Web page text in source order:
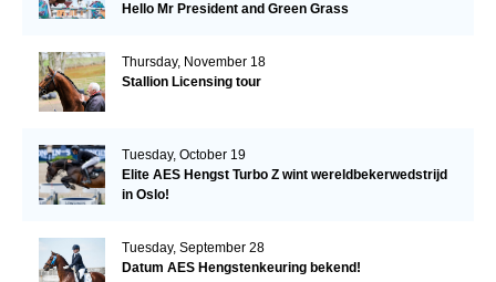
Hello Mr President and Green Grass
Thursday, November 18
Stallion Licensing tour
Tuesday, October 19
Elite AES Hengst Turbo Z wint wereldbekerwedstrijd
in Oslo!
Tuesday, September 28
Datum AES Hengstenkeuring bekend!